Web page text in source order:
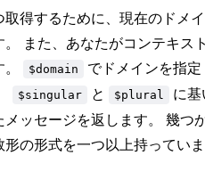
得するために、現在のドメ
また、あなたがコンテキス
$domain
でドメインを指定
$singular と $plural
に基
ッセージを返します。 幾つ
の形式を一つ以上持っていま